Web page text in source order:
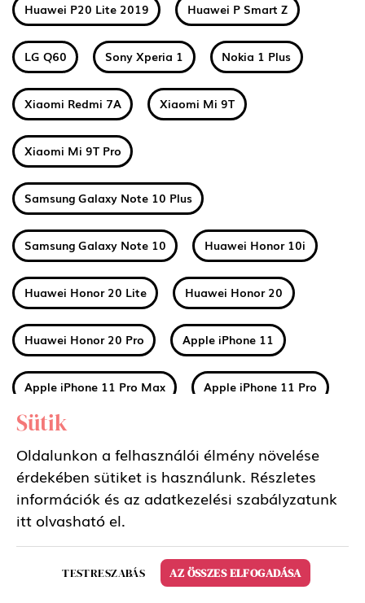
Huawei P20 Lite 2019 Huawei P Smart Z
LG Q60 Sony Xperia 1 Nokia 1 Plus
Xiaomi Redmi 7A Xiaomi Mi 9T
Xiaomi Mi 9T Pro
Samsung Galaxy Note 10 Plus
Samsung Galaxy Note 10 Huawei Honor 10i
Huawei Honor 20 Lite Huawei Honor 20
Huawei Honor 20 Pro Apple iPhone 11
Apple iPhone 11 Pro Max Apple iPhone 11 Pro
Huawei Mate 30
Nokia 2 2019 (2.2) Nokia 3 2019 (3.2)
Nokia 4 2019 (4.2)
Samsung Galaxy Tab S6 10.5 LTE
Sütik
Oldalunkon a felhasználói élmény növelése
érdekében sütiket is használunk. Részletes
információk és az adatkezelési szabályzatunk
itt olvasható el.
TESTRESZABÁS AZ ÖSSZES ELFOGADÁSA